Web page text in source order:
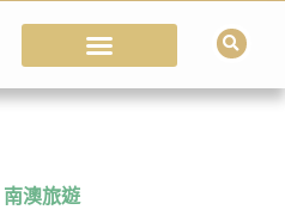
南澳旅遊